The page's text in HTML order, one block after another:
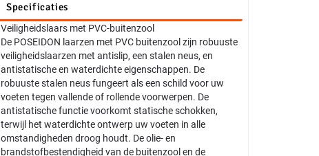
Specificaties
Veiligheidslaars met PVC-buitenzool
De POSEIDON laarzen met PVC buitenzool zijn robuuste
veiligheidslaarzen met antislip, een stalen neus, en
antistatische en waterdichte eigenschappen. De
robuuste stalen neus fungeert als een schild voor uw
voeten tegen vallende of rollende voorwerpen. De
antistatische functie voorkomt statische schokken,
terwijl het waterdichte ontwerp uw voeten in alle
omstandigheden droog houdt. De olie- en
brandstofbestendigheid van de buitenzool en de